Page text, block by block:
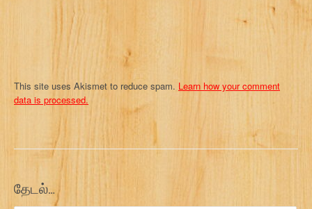
This site uses Akismet to reduce spam. Learn how your comment
data is processed.
தேடல்…